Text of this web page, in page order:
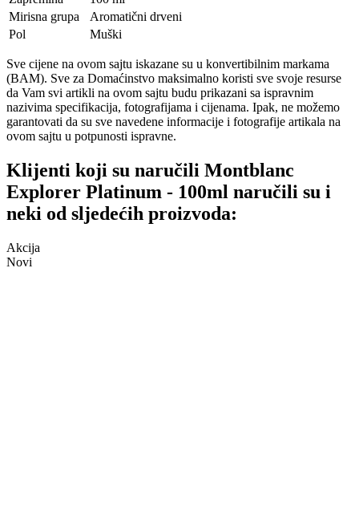
Mirisna grupa
Aromatični drveni
Pol
Muški
Sve cijene na ovom sajtu iskazane su u konvertibilnim markama
(BAM). Sve za Domaćinstvo maksimalno koristi sve svoje resurse
da Vam svi artikli na ovom sajtu budu prikazani sa ispravnim
nazivima specifikacija, fotografijama i cijenama. Ipak, ne možemo
garantovati da su sve navedene informacije i fotografije artikala na
ovom sajtu u potpunosti ispravne.
Klijenti koji su naručili Montblanc
Explorer Platinum - 100ml naručili su i
neki od sljedećih proizvoda:
Akcija
Novi